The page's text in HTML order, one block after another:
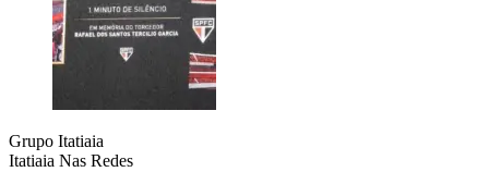
Grupo Itatiaia
Itatiaia Nas Redes